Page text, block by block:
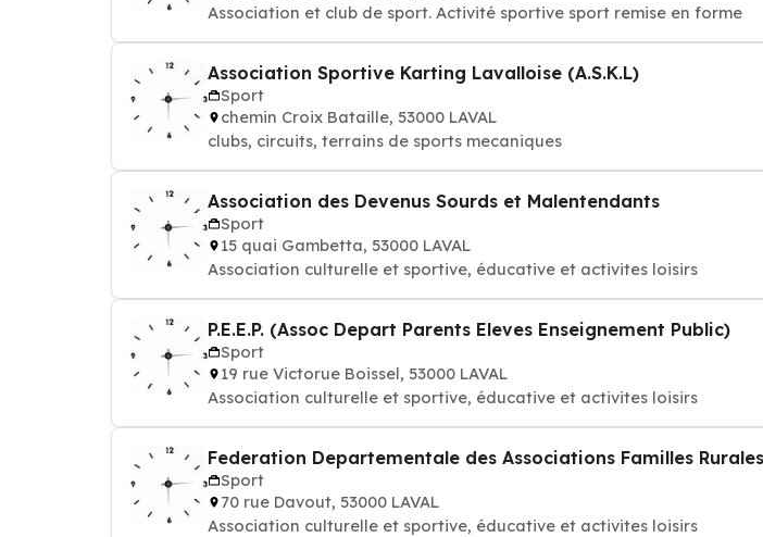
Association et club de sport. Activité sportive sport remise en forme
Association Sportive Karting Lavalloise (A.S.K.L)
Sport
chemin Croix Bataille, 53000 LAVAL
clubs, circuits, terrains de sports mecaniques
Association des Devenus Sourds et Malentendants
Sport
15 quai Gambetta, 53000 LAVAL
Association culturelle et sportive, éducative et activites loisirs
P.E.E.P. (Assoc Depart Parents Eleves Enseignement Public)
Sport
19 rue Victorue Boissel, 53000 LAVAL
Association culturelle et sportive, éducative et activites loisirs
Federation Departementale des Associations Familles
Sport
70 rue Davout, 53000 LAVAL
Association culturelle et sportive, éducative et activites loisirs